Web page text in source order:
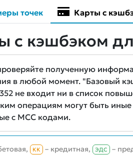
точек Карты с
с кэшбэком
полученную
в любой момент. "Базовый
не входит ни в список
операциям могут быть
с MCC кодами.
КК – кредитная, ЭДС –